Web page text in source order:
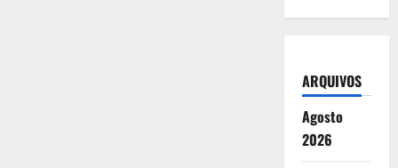
ARQUIVOS
Agosto
2026